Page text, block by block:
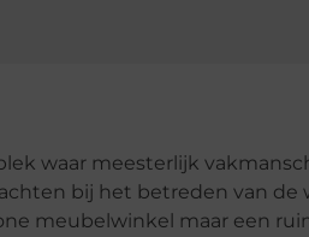
waar meesterlijk
bij het betreden van de
meubelwinkel maar een